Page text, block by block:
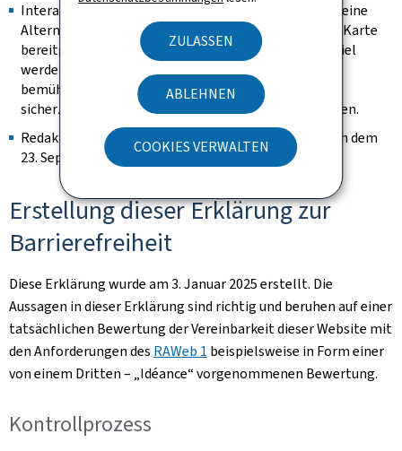
ZULASSEN
ABLEHNEN
COOKIES VERWALTEN
Interaktive Karten sind insoweit ausgenommen, als eine
Alternative auf der Seite vorhanden ist, um die in der Karte
bereitgestellten Information abzurufen (zum Beispiel
werden die Adressen in Worten ausgeschrieben). Wir
bemühen uns, sie identifizierbar zu halten und
sicherzustellen, dass sie keine Tastaturfalle darstellen.
Redaktioneller Inhalt, der als archiviert gilt (der nach dem
23. September 2019 nicht mehr geändert wurde).
Erstellung dieser Erklärung zur
Barrierefreiheit
Diese Erklärung wurde am3. Januar 2025erstellt. Die
Aussagen in dieser Erklärung sind richtig und beruhen auf einer
tatsächlichen Bewertung der Vereinbarkeit dieser Website mit
den Anforderungen des RAWeb 1 beispielsweise in Form einer
von einem Dritten – „Idéance“ vorgenommenen Bewertung.
Kontrollprozess